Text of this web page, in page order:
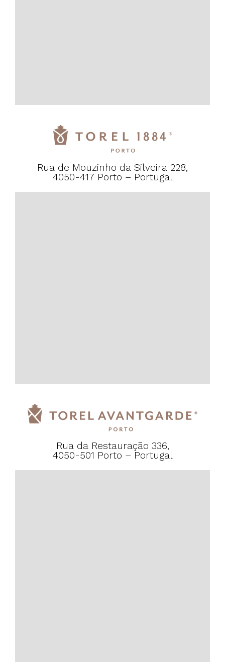
Rua de Mouzinho da Silveira 228,
4050-417 Porto – Portugal
Rua da Restauração 336,
4050-501 Porto – Portugal